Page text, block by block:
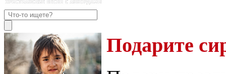
Подарите